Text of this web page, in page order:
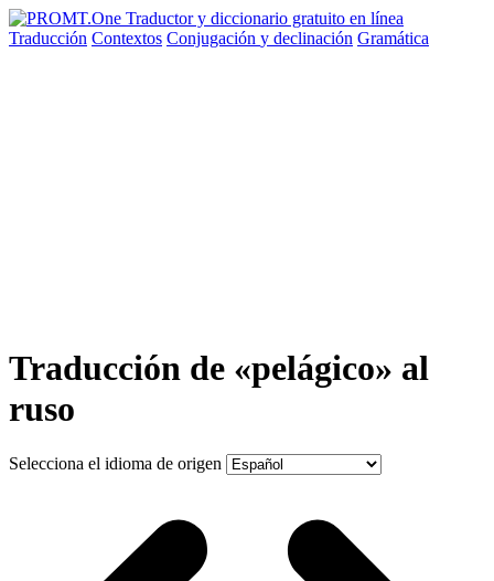
Traducción Contextos Conjugación y declinación Gramática
Traducción de «pelágico» al
ruso
Selecciona el idioma de origen